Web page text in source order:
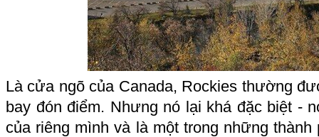
Là cửa ngõ của Canada, Rockies thường
bay đón điểm. Nhưng nó lại khá đặc biệt -
của riêng mình và là một trong những